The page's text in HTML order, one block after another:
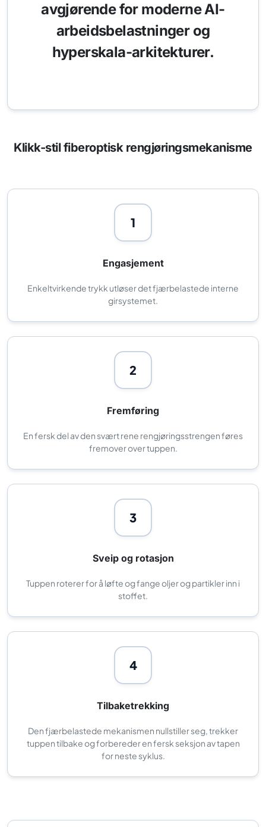
avgjørende for moderne AI-
arbeidsbelastninger og
hyperskala-arkitekturer.
Klikk-stil fiberoptisk rengjøringsmekanisme
1
Engasjement
Enkeltvirkende trykk utløser det fjærbelastede interne
girsystemet.
2
Fremføring
En fersk del av den svært rene rengjøringsstrengen føres
fremover over tuppen.
3
Sveip og rotasjon
Tuppen roterer for å løfte og fange oljer og partikler inn i
stoffet.
4
Tilbaketrekking
Den fjærbelastede mekanismen nullstiller seg, trekker
tuppen tilbake og forbereder en fersk seksjon av tapen
for neste syklus.